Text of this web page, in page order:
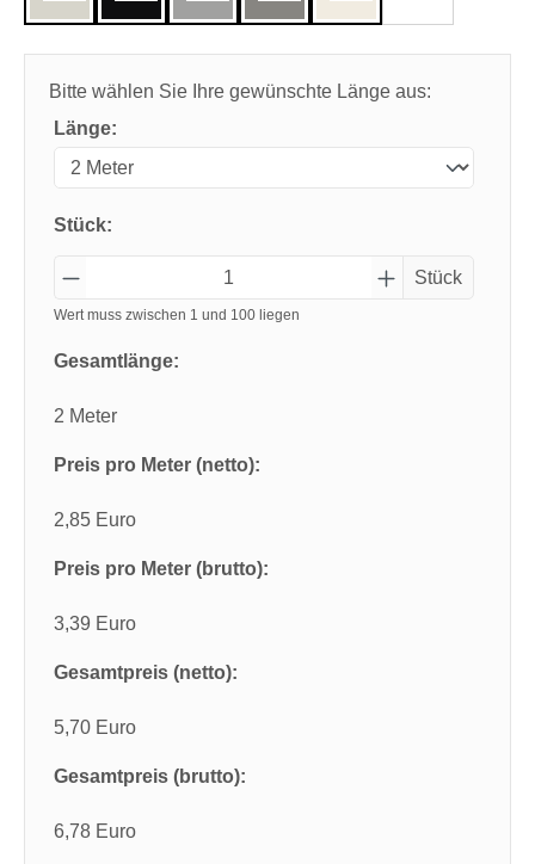
Bitte wählen Sie Ihre gewünschte Länge aus:
Länge:
Stück:
Stück
Wert muss zwischen 1 und 100 liegen
Gesamtlänge:
2 Meter
Preis pro Meter (netto):
2,85 Euro
Preis pro Meter (brutto):
3,39 Euro
Gesamtpreis (netto):
5,70 Euro
Gesamtpreis (brutto):
6,78 Euro